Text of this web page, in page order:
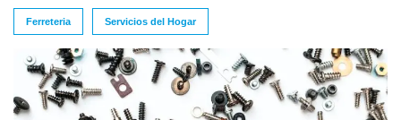
Ferreteria Servicios del Hogar